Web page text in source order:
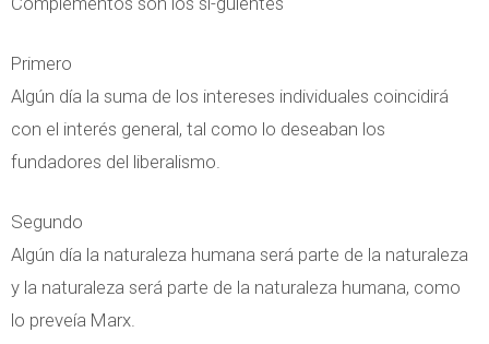
Primero
Algún día la suma de los intereses individuales coincidirá
con el interés general, tal como lo deseaban los
fundadores del liberalismo.
Segundo
Algún día la naturaleza humana será parte de la naturaleza
y la naturaleza será parte de la naturaleza humana, como
lo preveía Marx.